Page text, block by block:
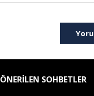
ÖNERİLEN SOHBETLER